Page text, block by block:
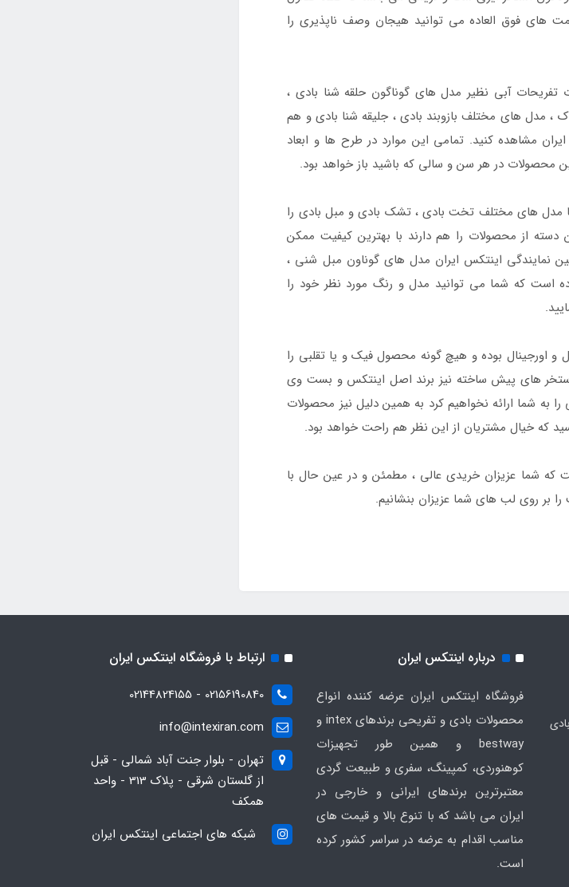
های فوق العاده می توانید هیجان وصف ناپذیری را
تفریحات آبی نظیر مدل های گوناگون حلقه شنا بادی ،
، مدل های مختلف بازوبند بادی ، جلیقه شنا بادی و هم
مشاهده کنید. تمامی این موارد در طرح ها و ابعاد
محصولات در هر سن و سالی که باشید باز خواهد بود.
مدل های مختلف تخت بادی ، تشک بادی و مبل بادی را
دسته از محصولات را هم دارند با بهترین کیفیت ممکن
نمایندگی اینتکس ایران مدل های گوناون مبل شنی ،
است که شما می توانید مدل و رنگ مورد نظر خود را
اورجینال بوده و هیچ گونه محصول فیک و یا تقلبی را
های پیش ساخته نیز برند اصل اینتکس و بست وی
به شما ارائه نخواهیم کرد به همین دلیل نیز محصولات
که خیال مشتریان از این نظر هم راحت خواهد بود.
که شما عزیزان خریدی عالی ، مطمئن و در عین حال با
بر روی لب های شما عزیزان بنشانیم.
درباره اینتکس ایران
فروشگاه اینتکس ایران عرضه کننده انواع
محصولات بادی و تفریحی برندهای intex و
bestway و همین طور تجهیزات
کوهنوردی، کمپینگ، سفری و طبیعت گردی
معتبرترین برندهای ایرانی و خارجی در
ایران می باشد که با تنوع بالا و قیمت های
مناسب اقدام به عرضه در سراسر کشور کرده
است.
ارتباط با فروشگاه اینتکس ایران
02156190840 - 02144824155
info@intexiran.com
تهران - بلوار جنت آباد شمالی - قبل
از گلستان شرقی - پلاک 313 - واحد
همکف
شبکه های اجتماعی اینتکس ایران